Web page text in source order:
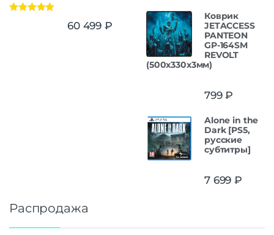
60 499 ₽
Коврик
JETACCESS
PANTEON
GP-164SM
REVOLT
(500x330x3мм)
799₽
Alone in the
Dark [PS5,
русские
субтитры]
7 699 ₽
Распродажа